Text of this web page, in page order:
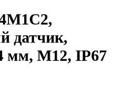
датчик,
мм, М12, IP67